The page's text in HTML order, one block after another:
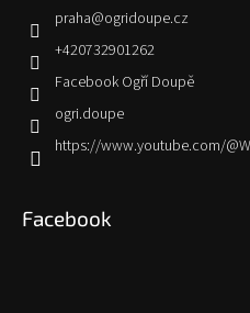
praha@ogridoupe.cz
+420732901262
Facebook Ogří Doupě
ogri.doupe
https://www.youtube.com/
Facebook